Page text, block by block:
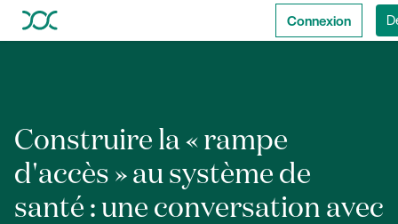
Connexion
Construire la « rampe
d'accès » au système de
santé : une conversation avec